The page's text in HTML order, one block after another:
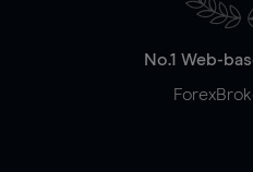
No.1 Web-